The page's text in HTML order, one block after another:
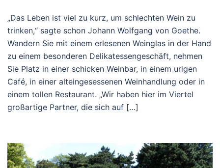
„Das Leben ist viel zu kurz, um schlechten Wein zu
trinken,“ sagte schon Johann Wolfgang von Goethe.
Wandern Sie mit einem erlesenen Weinglas in der Hand
zu einem besonderen Delikatessengeschäft, nehmen
Sie Platz in einer schicken Weinbar, in einem urigen
Café, in einer alteingesessenen Weinhandlung oder in
einem tollen Restaurant. „Wir haben hier im Viertel
großartige Partner, die sich auf […]